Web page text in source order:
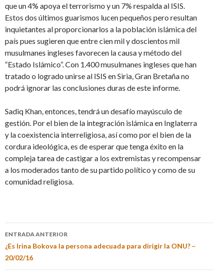
que un 4% apoya el terrorismo y un 7% respalda al ISIS.
Estos dos últimos guarismos lucen pequeños pero resultan
inquietantes al proporcionarlos a la población islámica del
país pues sugieren que entre cien mil y doscientos mil
musulmanes ingleses favorecen la causa y método del
“Estado Islámico”. Con 1.400 musulmanes ingleses que han
tratado o logrado unirse al ISIS en Siria, Gran Bretaña no
podrá ignorar las conclusiones duras de este informe.
Sadiq Khan, entonces, tendrá un desafío mayúsculo de
gestión. Por el bien de la integración islámica en Inglaterra
y la coexistencia interreligiosa, así como por el bien de la
cordura ideológica, es de esperar que tenga éxito en la
compleja tarea de castigar a los extremistas y recompensar
a los moderados tanto de su partido político y como de su
comunidad religiosa.
ENTRADA ANTERIOR
¿Es Irina Bokova la persona adecuada para dirigir la ONU? –
20/02/16